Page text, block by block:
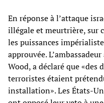
En réponse à l’attaque
illégale et meurtrière, sur
les puissances
approuvée.
Wood, a déclaré que «des
terroristes étaient
installation». Les États-